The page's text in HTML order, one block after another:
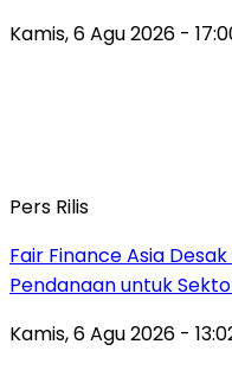
Kamis, 6 Agu 2026 -
Pers Rilis
Fair Finance Asia
Pendanaan untuk
Kamis, 6 Agu 2026 -